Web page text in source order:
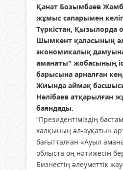
Қанат Бозымбаев
жұмыс сапарымен
Түркістан, Қызылорда
Шымкент қаласының
экономикалық
аманаты” жобасының
барысына арналған
Жиында аймақ
Нәлібаев атқарылған
баяндады.
“Президентіміздің
халқының әл-ауқатын
бағытталған «Ауыл
облыста оң нәтижесін
Бизнестің әлеуметтік